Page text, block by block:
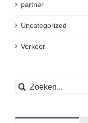
partner
Uncategorized
Verkeer
Zoeken
naar: